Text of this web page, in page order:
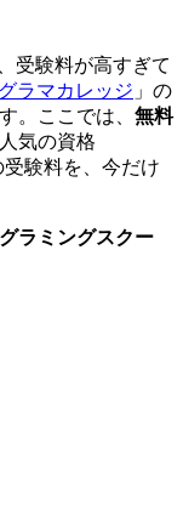
受験料が高すぎて
ラマカレッジ 」の
。ここでは、 無料
気の資格
験料を、 今だけ
ラミングスクー